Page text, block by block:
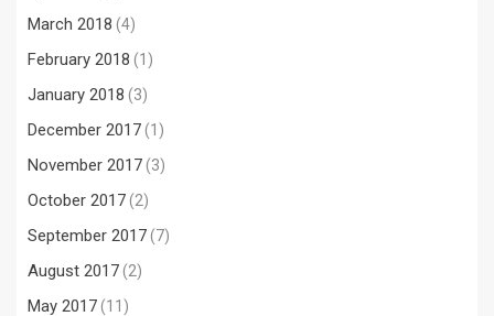
March 2018 (4)
February 2018 (1)
January 2018 (3)
December 2017(1)
November 2017(3)
October 2017(2)
September 2017(7)
August 2017(2)
May 2017(11)